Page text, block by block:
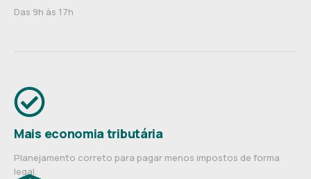
Das 9h às 17h
Mais economia tributária
Planejamento correto para pagar menos impostos de forma
legal.